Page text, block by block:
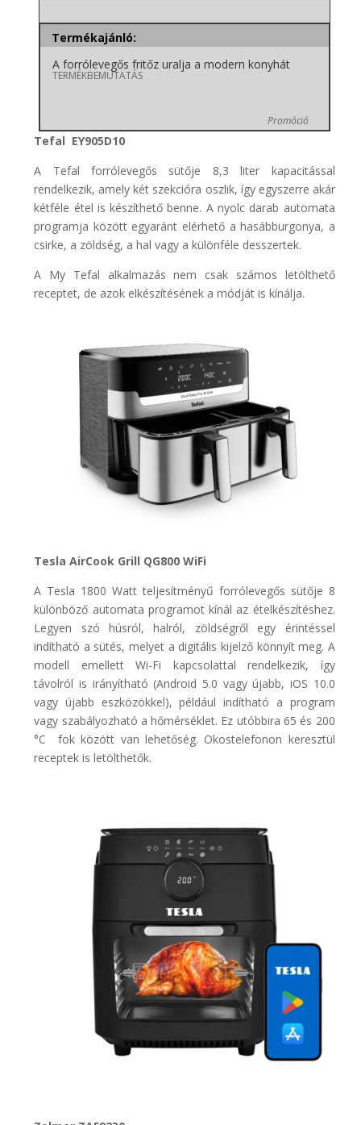
Termékajánló:
A forrólevegős fritőz uralja a modern konyhát
TERMÉKBEMUTATÁS
Promóció
Tefal EY905D10
A Tefal forrólevegős sütője 8,3 liter kapacitással
rendelkezik, amely két szekcióra oszlik, így egyszerre akár
kétféle étel is készíthető benne. A nyolc darab automata
programja között egyaránt elérhető a hasábburgonya, a
csirke, a zöldség, a hal vagy a különféle desszertek.
A My Tefal alkalmazás nem csak számos letölthető
receptet, de azok elkészítésének a módját is kínálja.
Tesla AirCook Grill QG800 WiFi
A Tesla 1800 Watt teljesítményű forrólevegős sütője 8
különböző automata programot kínál az ételkészítéshez.
Legyen szó húsról, halról, zöldségről egy érintéssel
indítható a sütés, melyet a digitális kijelző könnyít meg. A
modell emellett Wi-Fi kapcsolattal rendelkezik, így
távolról is irányítható (Android 5.0 vagy újabb, iOS 10.0
vagy újabb eszközökkel), például indítható a program
vagy szabályozható a hőmérséklet. Ez utóbbira 65 és 200
°C fok között van lehetőség. Okostelefonon keresztül
receptek is letölthetők.